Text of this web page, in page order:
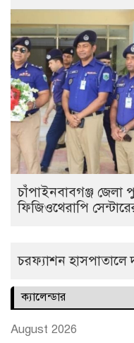
চাঁপাইনবাবগঞ্জ জেলা
ফিজিওথেরাপি
চরফ্যাশন
ক্যালেন্ডার
August 2026